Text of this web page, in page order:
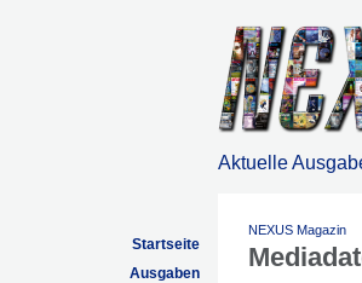
Aktuelle
Startseite
Ausgaben
NEXUS Magazin